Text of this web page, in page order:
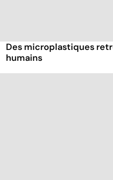
Des microplastiques
humains